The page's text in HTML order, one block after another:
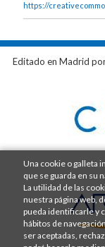
https://
Editado en Madrid
Una cookie o galleta
que se guarda en su
La utilidad de las
nuestra página web,
pueda identificarle y
hábitos de
ser aceptadas,